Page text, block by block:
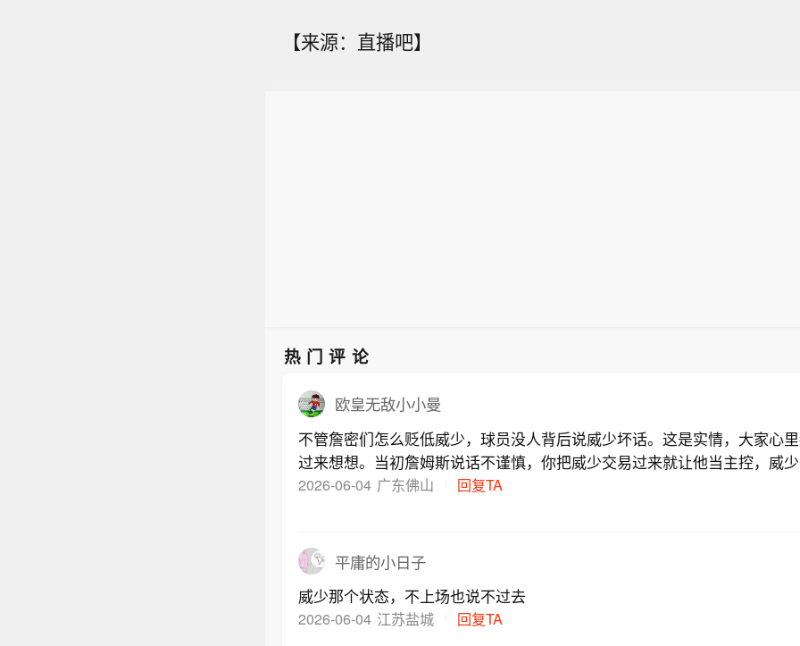
【来源：直播吧】
热门评论
欧皇无敌小小曼
不管詹密们怎么贬低威少，球员没人背后说威少坏话。这是实情，大家心
过来想想。当初詹姆斯说话不谨慎，你把威少交易过来就让他当主控，威
得那么离谱？为什么詹姆斯不在的时候，威少能帮浓眉拿到五连胜呢？正
2026-06-04 广东佛山 回复TA
平庸的小日子
威少那个状态，不上场也说不过去
2026-06-04 江苏盐城 回复TA